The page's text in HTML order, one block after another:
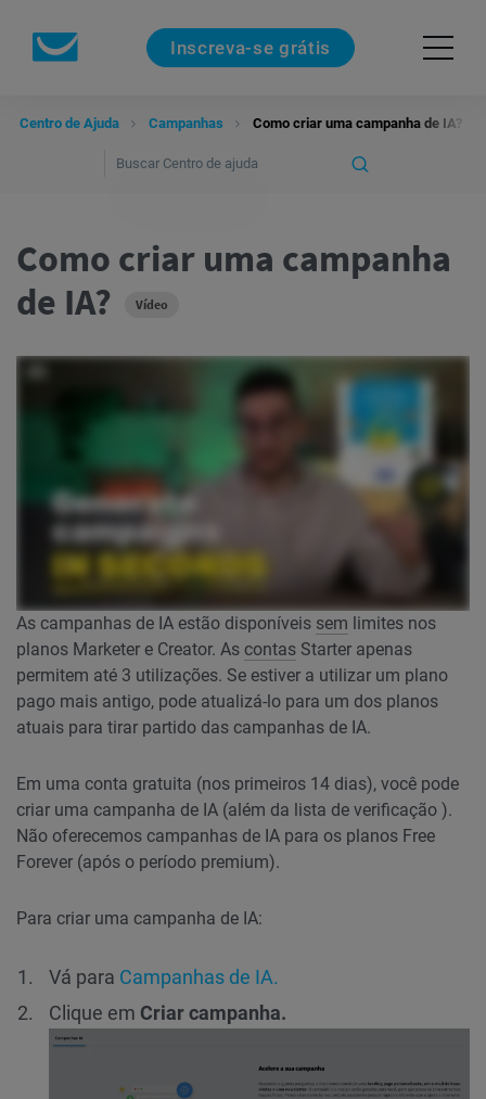
Inscreva-se grátis
Centro de Ajuda Campanhas Como criar uma campanha de IA?
Como criar uma campanha
de IA?
Vídeo
As campanhas de IA estão disponíveis sem limites nos
planos Marketer e Creator. As contas Starter apenas
permitem até 3 utilizações. Se estiver a utilizar um plano
pago mais antigo, pode atualizá-lo para um dos planos
atuais para tirar partido das campanhas de IA.
Em uma conta gratuita (nos primeiros 14 dias), você pode
criar uma campanha de IA (além da lista de verificação ).
Não oferecemos campanhas de IA para os planos Free
Forever (após o período premium).
Para criar uma campanha de IA:
Vá para Campanhas de IA.
Clique em Criar campanha.